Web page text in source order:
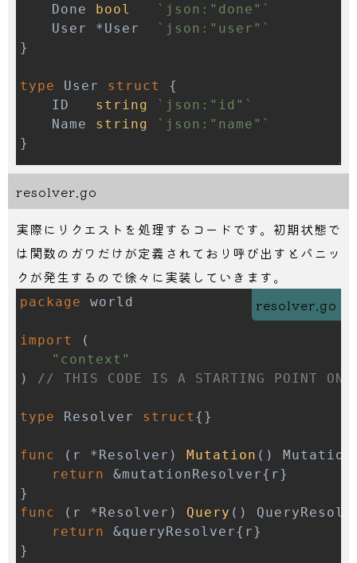
	Done
bool
`json:"done"`
	User
* User
`json:"user"`
}
type User struct
{
	ID
string
`json:"id"`
	Name
string
`json:"name"`
}
resolver.go
実際にリクエストを処理するコードです。初期状態で
は関数のガワだけが定義されており呼び出すとパニッ
クが発生するので徐々に実装していきます。
resolver.go
package
import
(
"context"
)
// THIS CODE IS A STARTING POINT
type Resolver struct { }
func ( r * Resolver ) Mutation ( )
return
&mutationResolver{ r}
}
func
( r * Resolver ) Query ( )
return
&queryResolver{ r}
}